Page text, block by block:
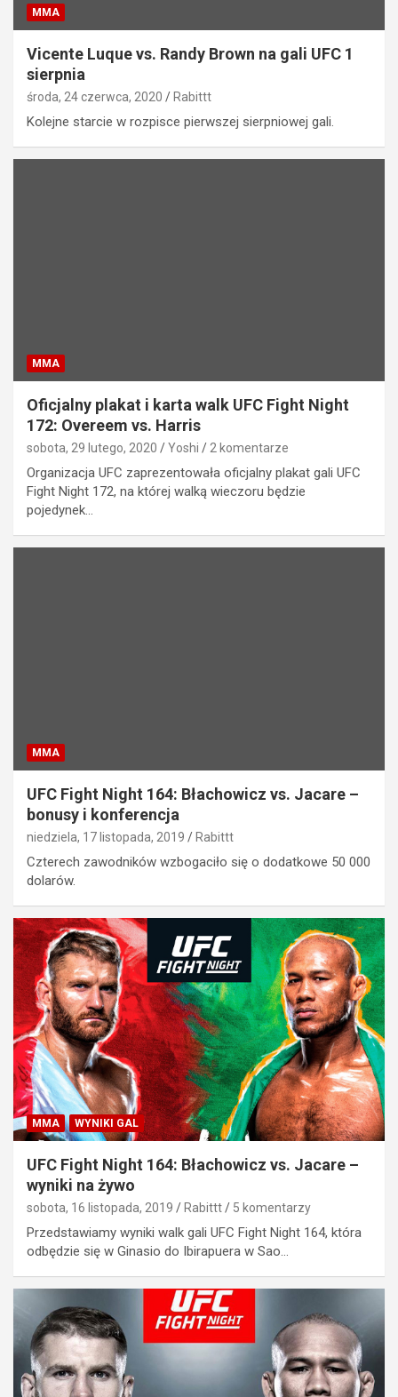
MMA
Vicente Luque vs. Randy Brown na gali UFC 1
sierpnia
środa, 24 czerwca, 2020 Rabittt
Kolejne starcie w rozpisce pierwszej sierpniowej gali.
MMA
Oficjalny plakat i karta walk UFC Fight Night
172: Overeem vs. Harris
sobota, 29 lutego, 2020 Yoshi 2 komentarze
Organizacja UFC zaprezentowała oficjalny plakat gali UFC
Fight Night 172, na której walką wieczoru będzie
pojedynek…
MMA
UFC Fight Night 164: Błachowicz vs. Jacare –
bonusy i konferencja
niedziela, 17 listopada, 2019 Rabittt
Czterech zawodników wzbogaciło się o dodatkowe 50 000
dolarów.
MMA WYNIKI GAL
UFC Fight Night 164: Błachowicz vs. Jacare –
wyniki na żywo
sobota, 16 listopada, 2019 Rabittt 5 komentarzy
Przedstawiamy wyniki walk gali UFC Fight Night 164, która
odbędzie się w Ginasio do Ibirapuera w Sao…